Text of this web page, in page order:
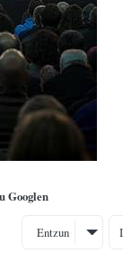
Googlen
Entzun